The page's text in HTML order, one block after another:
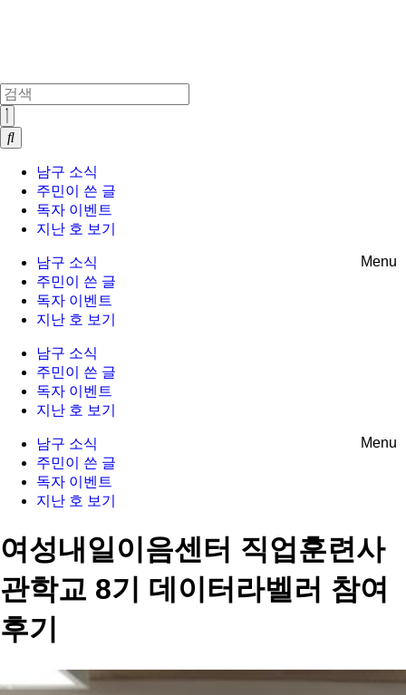
남구 소식
주민이 쓴 글
독자 이벤트
지난 호 보기
Menu
남구 소식
주민이 쓴 글
독자 이벤트
지난 호 보기
남구 소식
주민이 쓴 글
독자 이벤트
지난 호 보기
Menu
남구 소식
주민이 쓴 글
독자 이벤트
지난 호 보기
여성내일이음센터 직업훈련사
관학교 8기 데이터라벨러 참여
후기